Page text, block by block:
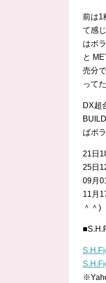
前は1
て感
はボ
と
売分
って
DX超
ばボ
21日
25日
09月
11月
＾＾)